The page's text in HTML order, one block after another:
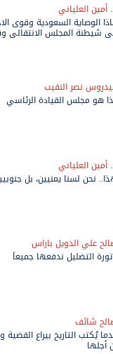
أمين العلياني
الوصاية السعودية وقوى
شيطنة المجلس الانتقالي
نصر النقيب
هو مجلس القيادة الرئاسي
أمين العلياني
نحن لسنا يمنيين، بل
علي الدويل باراس
التضليل ندفعها جميعاً
شائف
يُكتب التاريخ بيراع
أجلها